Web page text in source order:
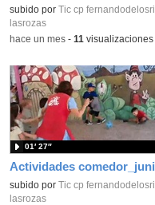
Contenido educativo.
subido por
Tic cp
lasrozas
-hace un mes- 11 visualizaciones
Contenido educativo.
subido por
Tic cp
lasrozas
01′ 27″